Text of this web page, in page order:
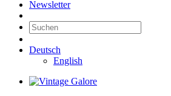
Newsletter
Deutsch
English